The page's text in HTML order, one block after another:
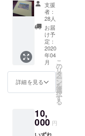
５日の大雨
でさらに休
園を余儀な
くされまし
た。その都
度、保護
人びとの懸
業で再開し
ているので
すが、これ
ちは立
ち上が
る。 そ
の姿を
見て、
転んで
も立ち
上がる
子ども
になっ
てほし
い、と
いを込
めまし
た。
支援
者：
28人
お届
け予
定：
2020
年04
月
詳細を見る
こ
の
リ
タ
ー
ン
を
選
択
す
る
10,
000 円